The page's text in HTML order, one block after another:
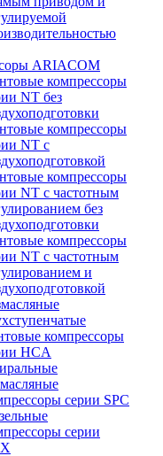
ARIACOM
компрессоры
NT без
компрессоры
NT c
компрессоры
NT с частотным
без
компрессоры
NT с частотным
и
компрессоры
HCA
серии SPC
серии